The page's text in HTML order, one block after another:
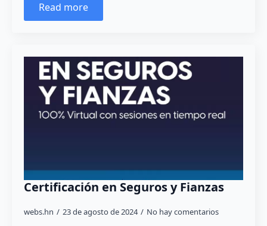
Read more
Certificación en Seguros y Fianzas
webs.hn 23 de agosto de 2024 No hay comentarios